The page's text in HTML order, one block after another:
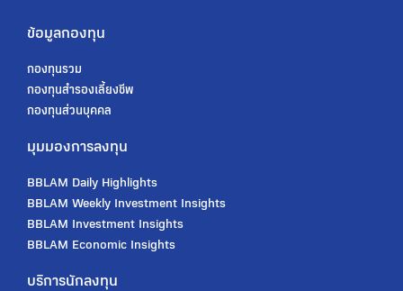
ข้อมูลกองทุน
กองทุนรวม
กองทุนสํารองเลี้ยงชีพ
กองทุนส่วนบุคคล
มุมมองการลงทุน
BBLAM Daily Highlights
BBLAM Weekly Investment Insights
BBLAM Investment Insights
BBLAM Economic Insights
บริการนักลงทุน